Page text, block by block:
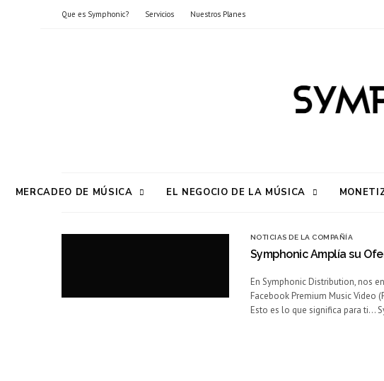
Que es Symphonic? Servicios Nuestros Planes
MERCADEO DE MÚSICA EL NEGOCIO DE LA MÚSICA
NOTICIAS DE LA COMPAÑÍA
Symphonic Amplía su
En Symphonic Distribution, nos
Facebook Premium Music Video
Esto es lo que significa para ti…